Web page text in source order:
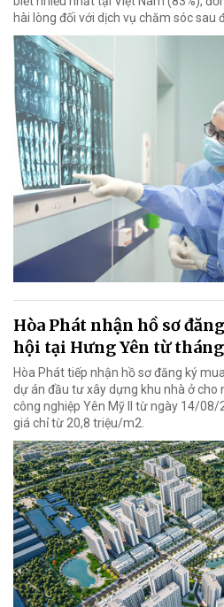
hài lòng đối với dịch vụ chăm sóc sau
Hòa Phát nhận hồ sơ
hội tại Hưng Yên từ
Hòa Phát tiếp nhận hồ sơ đăng ký
dự án đầu tư xây dựng khu nhà ở cho
công nghiệp Yên Mỹ II từ ngày 14/
giá chỉ từ 20,8 triệu/m2.